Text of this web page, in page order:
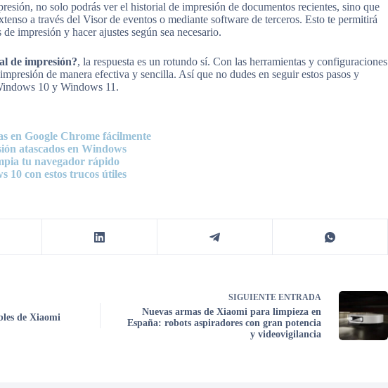
no solo podrás ver el historial de impresión de documentos recientes, sino que
a través del Visor de eventos o mediante software de terceros. Esto te permitirá
impresión y hacer ajustes según sea necesario.
de impresión?, la respuesta es un rotundo sí. Con las herramientas y configuraciones
de manera efectiva y sencilla. Así que no dudes en seguir estos pasos y
10 y Windows 11.
en Google Chrome fácilmente
atascados en Windows
tu navegador rápido
10 con estos trucos útiles
de Xiaomi
SIGUIENTEENTRADA
Nuevas armas de Xiaomi para limpieza en
España: robots aspiradores con gran potencia
y videovigilancia